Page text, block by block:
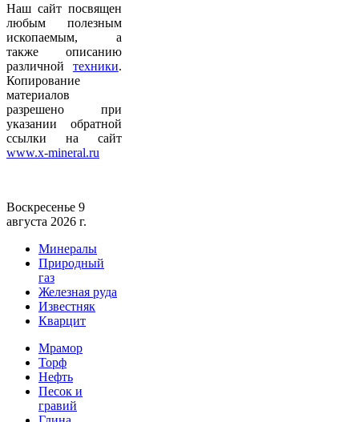
Наш сайт посвящен
любым полезным
ископаемым, а
также описанию
различной техники.
Копирование
материалов
разрешено при
указании обратной
ссылки на сайт
www.x-mineral.ru
Воскресенье 9
августа 2026 г.
Минералы
Природный
газ
Железная руда
Известняк
Кварцит
Мрамор
Торф
Нефть
Песок и
гравий